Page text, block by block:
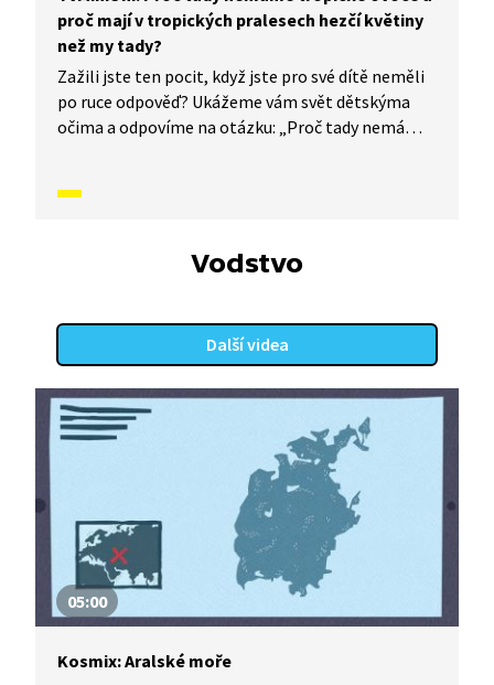
proč mají v tropických pralesech hezčí květiny
než my tady?
Zažili jste ten pocit, když jste pro své dítě neměli
po ruce odpověď? Ukážeme vám svět dětskýma
očima a odpovíme na otázku: „Proč tady nemáme
Vodstvo
Další videa
05:00
Kosmix: Aralské moře